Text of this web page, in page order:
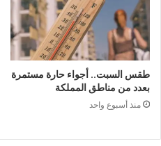
طقس السبت.. أجواء حارة مستمرة
بعدد من مناطق المملكة
منذ أسبوع واحد